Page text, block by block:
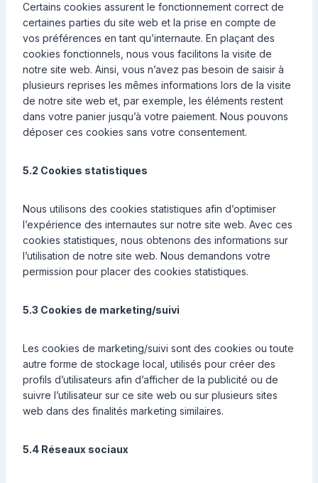
Certains cookies assurent le fonctionnement correct de
certaines parties du site web et la prise en compte de
vos préférences en tant qu’internaute. En plaçant des
cookies fonctionnels, nous vous facilitons la visite de
notre site web. Ainsi, vous n’avez pas besoin de saisir à
plusieurs reprises les mêmes informations lors de la visite
de notre site web et, par exemple, les éléments restent
dans votre panier jusqu’à votre paiement. Nous pouvons
déposer ces cookies sans votre consentement.
5.2 Cookies statistiques
Nous utilisons des cookies statistiques afin d’optimiser
l’expérience des internautes sur notre site web. Avec ces
cookies statistiques, nous obtenons des informations sur
l’utilisation de notre site web. Nous demandons votre
permission pour placer des cookies statistiques.
5.3 Cookies de marketing/suivi
Les cookies de marketing/suivi sont des cookies ou toute
autre forme de stockage local, utilisés pour créer des
profils d’utilisateurs afin d’afficher de la publicité ou de
suivre l’utilisateur sur ce site web ou sur plusieurs sites
web dans des finalités marketing similaires.
5.4 Réseaux sociaux